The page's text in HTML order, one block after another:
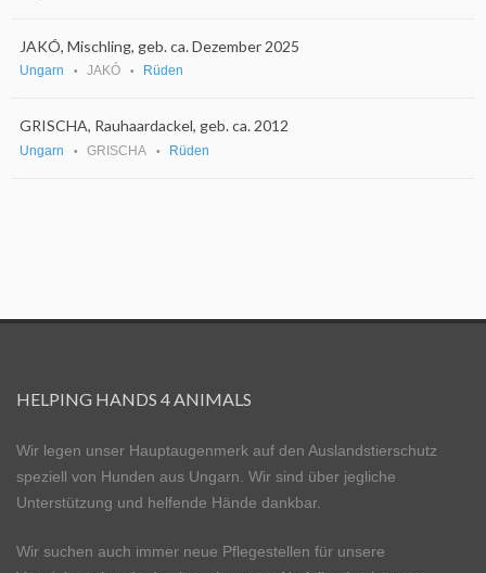
JAKÓ, Mischling, geb. ca. Dezember 2025
Ungarn JAKÓ Rüden
GRISCHA, Rauhaardackel, geb. ca. 2012
Ungarn GRISCHA Rüden
HELPING HANDS 4 ANIMALS
Wir legen unser Hauptaugenmerk auf den Auslandstierschutz
speziell von Hunden aus Ungarn. Wir sind über jegliche
Unterstützung und helfende Hände dankbar.
Wir suchen auch immer neue Pflegestellen für unsere